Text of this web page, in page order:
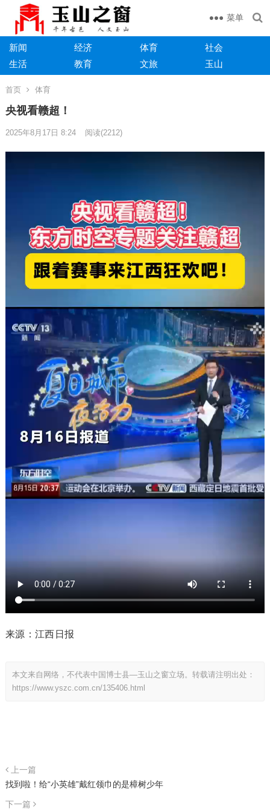
菜单
新闻 经济 体育
社会
生活
教育 文旅 玉山
首页 体育
央视看赣超！
2025年8月17日 8:24 阅读(2212)
来源：江西日报
本文来自网络，不代表中国博士县—玉山之窗立场。转载请注明出处：
https://www.yszc.com.cn/135406.html
上一篇
找到啦！给“小英雄”戴红领巾的是樟树少年
下一篇